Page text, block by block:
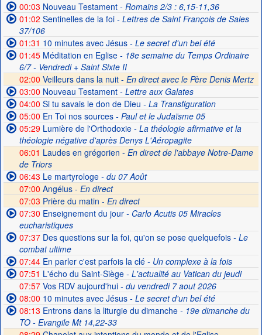
00:03 Nouveau Testament- Romains 2/3 : 6,15-11,36
01:02 Sentinelles de la foi- Lettres de Saint François de Sales
37/106
01:31 10 minutes avec Jésus- Le secret d'un bel été
01:45Méditation en Eglise- 18e semaine du Temps Ordinaire
6/7 - Vendredi + Saint Sixte II
02:00 Veilleurs dans la nuit - En direct avec le Père Denis Mertz
03:00 Nouveau Testament- Lettre aux Galates
04:00 Si tu savais le don de Dieu - La Transfiguration
05:00 En Toi nos sources- Paul et le Judaïsme 05
05:29Lumière de l'Orthodoxie- La théologie afirmative et la
théologie négative d'après Denys L'Aéropagite
06:01 Laudes en grégorien - En direct de l'abbaye Notre-Dame
de Triors
06:43 Le martyrologe- du 07 Août
07:00 Angélus - En direct
07:03 Prière du matin - En direct
07:30 Enseignement du jour- Carlo Acutis 05 Miracles
eucharistiques
07:37Des questions sur la foi, qu'on se pose quelquefois- Le
combat ultime
07:44En parler c'est parfois la clé- Un complexe à la fois
07:51 L'écho du Saint-Siège- L'actualité au Vatican du jeudi
07:57Vos RDV aujourd'hui- du vendredi 7 aout 2026
08:00 10 minutes avec Jésus- Le secret d'un bel été
08:13 Entrons dans la liturgie du dimanche- 19e dimanche du
TO - Evangile Mt 14,22-33